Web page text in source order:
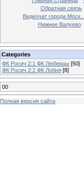
Обратная связь
Видеочат города Моск...
Нижнее Валуево
Categories
ФК Росич 2:1 ФК Люберцы [50]
ФК Росич 2:2 ФК Лобня [8]
00
Полная версия сайта